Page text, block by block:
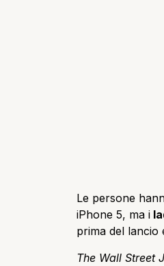
Le persone
iPhone 5, ma i
prima del lancio
The Wall Street